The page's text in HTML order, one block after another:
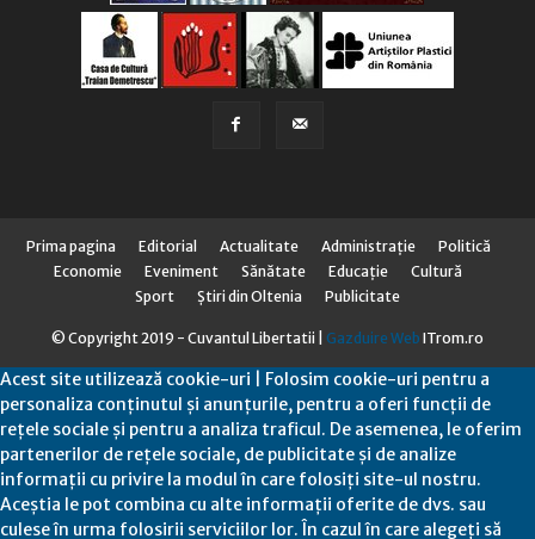
Prima pagina Editorial Actualitate Administraţie
Politică
Economie
Eveniment Sănătate Educaţie
Cultură
Sport
Știri din Oltenia Publicitate
© Copyright 2019 - Cuvantul Libertatii | Gazduire Web ITrom.ro
Acest site utilizează cookie-uri | Folosim cookie-uri pentru a
personaliza conținutul și anunțurile, pentru a oferi funcții de
rețele sociale și pentru a analiza traficul. De asemenea, le oferim
partenerilor de rețele sociale, de publicitate și de analize
informații cu privire la modul în care folosiți site-ul nostru.
Aceștia le pot combina cu alte informații oferite de dvs. sau
culese în urma folosirii serviciilor lor. În cazul în care alegeți să